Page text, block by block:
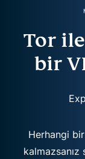
Tor
bir
Herhangi